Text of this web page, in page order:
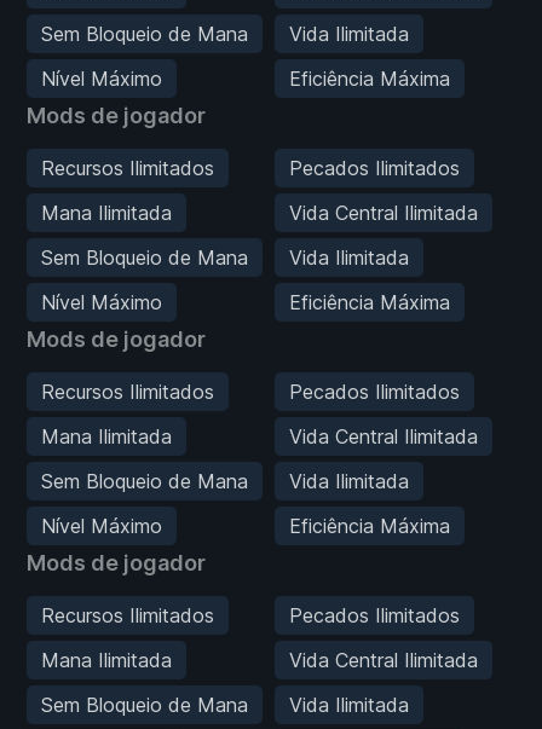
Sem Bloqueio de Mana
Vida Ilimitada
Nível Máximo
Eficiência Máxima
Mods de jogador
Recursos Ilimitados
Pecados Ilimitados
Mana Ilimitada
Vida Central Ilimitada
Sem Bloqueio de Mana
Vida Ilimitada
Nível Máximo
Eficiência Máxima
Mods de jogador
Recursos Ilimitados
Pecados Ilimitados
Mana Ilimitada
Vida Central Ilimitada
Sem Bloqueio de Mana
Vida Ilimitada
Nível Máximo
Eficiência Máxima
Mods de jogador
Recursos Ilimitados
Pecados Ilimitados
Mana Ilimitada
Vida Central Ilimitada
Sem Bloqueio de Mana
Vida Ilimitada